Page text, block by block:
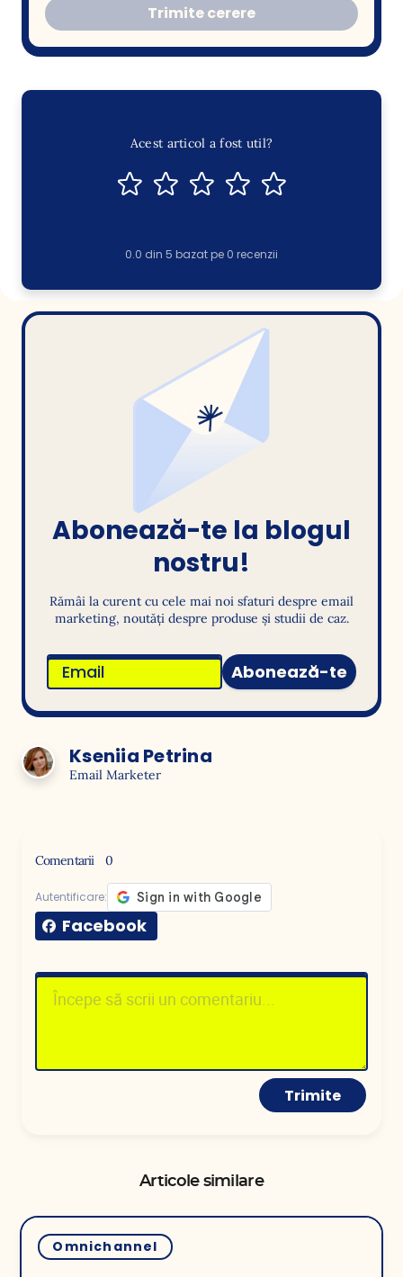
Trimite cerere
Acest articol a fost util?
0.0 din 5 bazat pe 0 recenzii
Abonează-te la blogul
nostru!
Rămâi la curent cu cele mai noi sfaturi despre email
marketing, noutăți despre produse și studii de caz.
Abonează-te
Kseniia Petrina
Email Marketer
Comentarii 0
Autentificare:
Facebook
Trimite
Articole similare
Omnichannel